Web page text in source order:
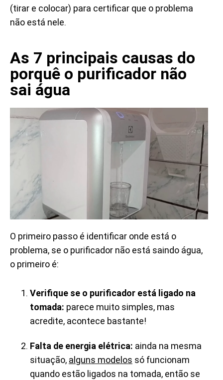
(tirar e colocar) para certificar que o problema
não está nele.
As 7 principais causas do
porquê o purificador não
sai água
O primeiro passo é identificar onde está o
problema, se o purificador não está saindo água,
o primeiro é:
Verifique se o purificador está ligado na
tomada: parece muito simples, mas
acredite, acontece bastante!
Falta de energia elétrica: ainda na mesma
situação, alguns modelos só funcionam
quando estão ligados na tomada, então se